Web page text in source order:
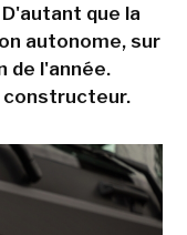
que la
autonome, sur
de l'année.
constructeur.